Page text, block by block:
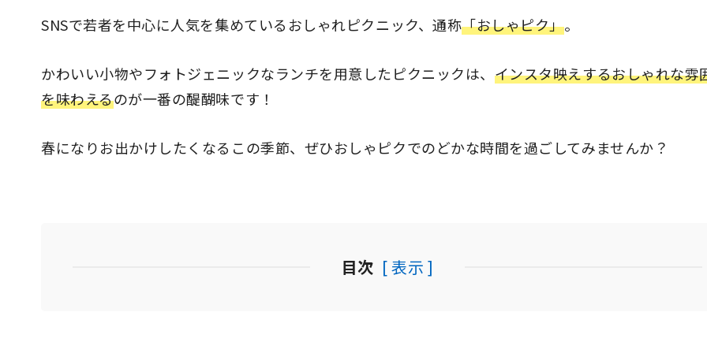
SNSで若者を中心に人気を集めているおしゃれピクニック、通称「おしゃピク」。
かわいい小物やフォトジェニックなランチを用意したピクニックは、 インスタ映えするおしゃれな雰
を味わえるのが一番の醍醐味です！
春になりお出かけしたくなるこの季節、ぜひおしゃピクでのどかな時間を過ごしてみませんか？
目次 [ 表示 ]